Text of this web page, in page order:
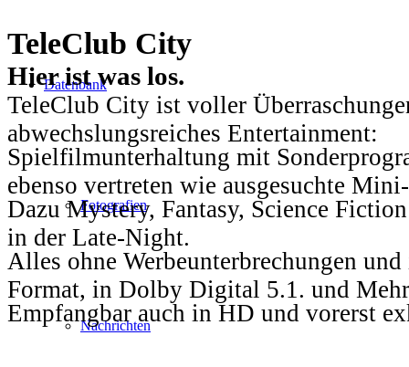
Datenbank
Fotografien
Nachrichten
TeleClub City
Hier ist was los.
TeleClub City ist voller
abwechslungsreiches Entertainment:
Spielfilmunterhaltung mit
ebenso vertreten wie ausgesuchte
Dazu Mystery, Fantasy, Science
in der Late-Night.
Alles ohne Werbeunterbrechungen
Format, in Dolby Digital 5.1. und
Empfangbar auch in HD und vorerst